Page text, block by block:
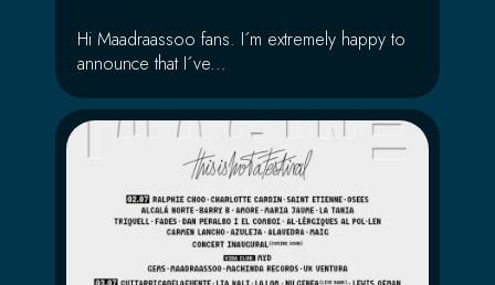
Hi Maadraassoo fans. I´m extremely happy to
announce that I´ve...